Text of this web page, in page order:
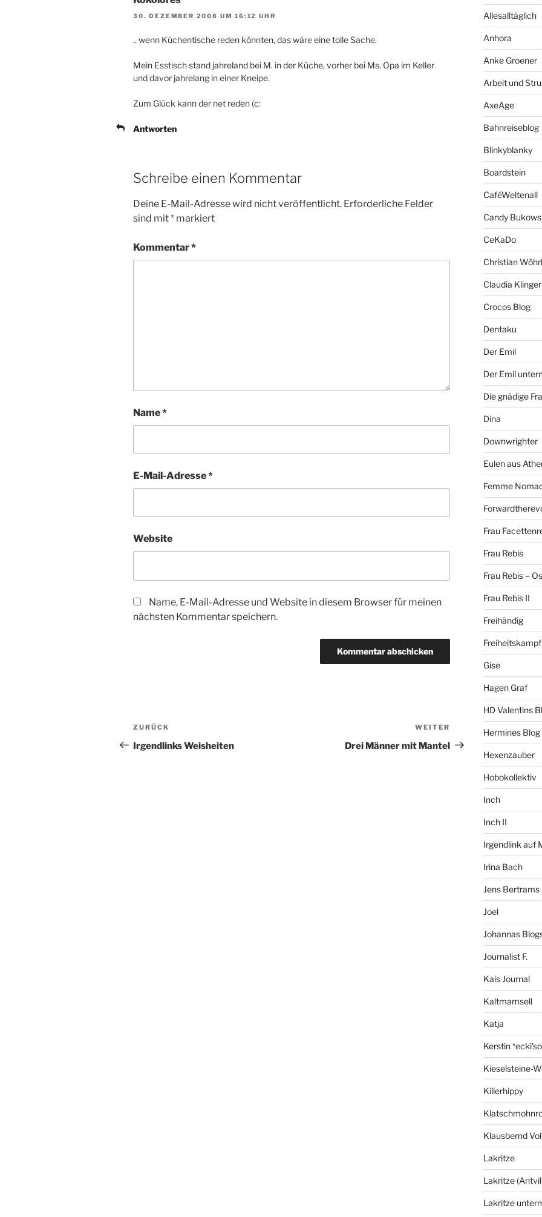
30. DEZEMBER 2008 UM 16:12 UHR
.. wenn Küchentische reden könnten, das wäre eine tolle Sache.
Mein Esstisch stand jahreland bei M. in der Küche, vorher bei Ms. Opa im Keller
und davor jahrelang in einer Kneipe.
Zum Glück kann der net reden (c:
Antworten
Schreibe einen Kommentar
Deine E-Mail-Adresse wird nicht veröffentlicht. Erforderliche Felder
sind mit* markiert
Kommentar*
Name*
E-Mail-Adresse*
Website
Name, E-Mail-Adresse und Website in diesem Browser für meinen
nächsten Kommentar speichern.
Beitragsnavigation
Vorheriger
Beitrag
ZURÜCK
Irgendlinks Weisheiten
Nächster
Beitrag
WEITER
Drei Männer mit Mantel
Allesalltäglich
Anhora
Anke Groener
Arbeit und
AxeAge
Bahnreiseblog
Blinkyblanky
Boardstein
CaféWeltenall
Candy
CeKaDo
Christian Wöhrl
Claudia Klinger
Crocos Blog
Dentaku
Der Emil
Der Emil
Die gnädige
Dina
Downwrighter
Eulen aus
Femme
Frau
Frau Rebis
Frau Rebis –
Frau Rebis II
Freihändig
Freiheitskampf
Gise
Hagen Graf
HD Valentins
Hermines Blog
Hexenzauber
Hobokollektiv
Inch
Inch II
Irgendlink auf
Irina Bach
Jens Bertrams
Joel
Johannas
Journalist F.
Kais Journal
Kaltmamsell
Katja
Kerstin
Kieselsteine-
Killerhippy
Klausbernd
Lakritze
Lakritze
Lakritze